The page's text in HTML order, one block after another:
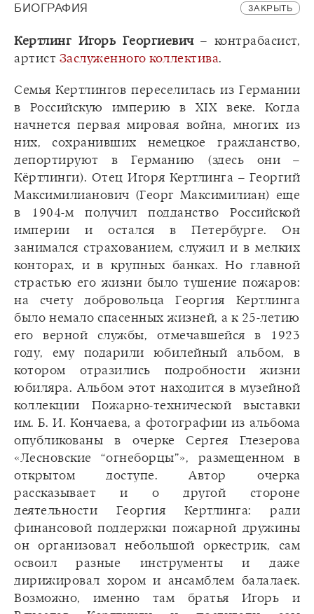
БИОГРАФИЯ ЗАКРЫТЬ
Кертлинг Игорь Георгиевич– контрабасист,
артист Заслуженного коллектива.
Семья Кертлингов переселилась из Германии
в Российскую империю в XIX веке. Когда
начнется первая мировая война, многих из
них, сохранивших немецкое гражданство,
депортируют в Германию (здесь они –
Кёртлинги). Отец Игоря Кертлинга – Георгий
Максимилианович (Георг Максимилиан) еще
в 1904-м получил подданство Российской
империи и остался в Петербурге. Он
занимался страхованием, служил и в мелких
конторах, и в крупных банках. Но главной
страстью его жизни было тушение пожаров:
на счету добровольца Георгия Кертлинга
было немало спасенных жизней, а к 25-летию
его верной службы, отмечавшейся в 1923
году, ему подарили юбилейный альбом, в
котором отразились подробности жизни
юбиляра. Альбом этот находится в музейной
коллекции Пожарно-технической выставки
им. Б. И. Кончаева, а фотографии из альбома
опубликованы в очерке Сергея Глезерова
«Лесновские “огнеборцы”», размещенном в
открытом доступе. Автор очерка
рассказывает и о другой стороне
деятельности Георгия Кертлинга: ради
финансовой поддержки пожарной дружины
он организовал небольшой оркестрик, сам
освоил разные инструменты и даже
дирижировал хором и ансамблем балалаек.
Возможно, именно там братья Игорь и